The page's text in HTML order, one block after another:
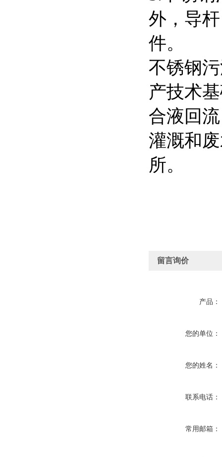
外，导
件。
不锈钢
产技术
合液回
灌溉和
所。
留言询价
产品：
您的单位：
您的姓名：
联系电话：
常用邮箱：